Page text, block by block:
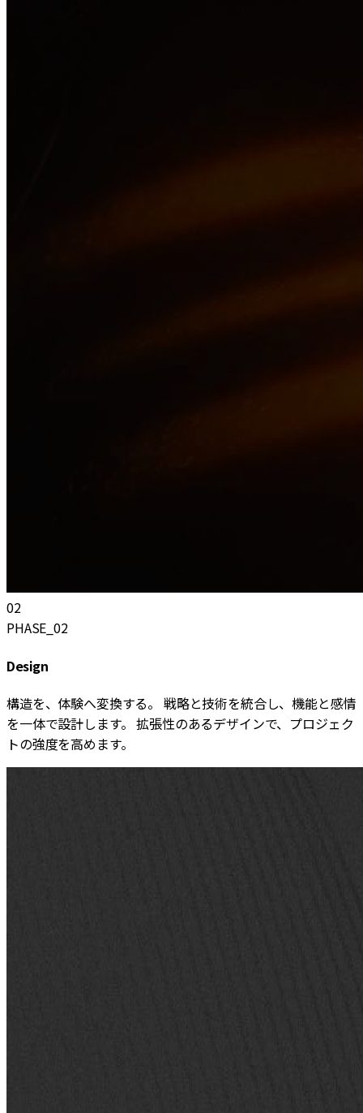
02
PHASE_02
Design
構造を、体験へ変換する。 戦略と技術を統合し、機能と感情
を一体で設計します。 拡張性のあるデザインで、プロジェク
トの強度を高めます。